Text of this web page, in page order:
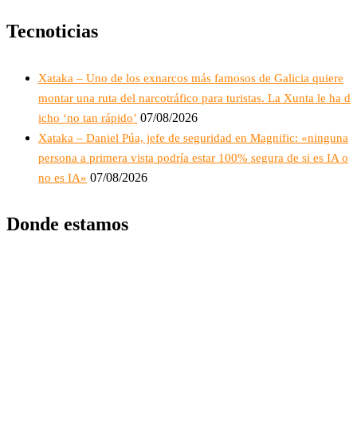
Tecnoticias
Xataka – Uno de los exnarcos más famosos de Galicia quiere
montar una ruta del narcotráfico para turistas. La Xunta le ha d
icho ‘no tan rápido’ 07/08/2026
Xataka – Daniel Púa, jefe de seguridad en Magnific: «ninguna
persona a primera vista podría estar 100% segura de si es IA o
no es IA» 07/08/2026
Donde estamos